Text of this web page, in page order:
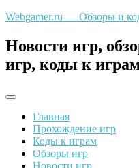
Перейти
содержимому
Webgamer.ru — Обзоры и
Новости игр,
игр, коды к
Главная
Прохождение игр
Коды к играм
Обзоры игр
Новости игр